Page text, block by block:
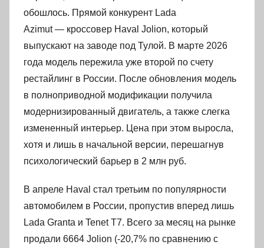
обошлось. Прямой конкурент Lada
Azimut — кроссовер Haval Jolion, который
выпускают на заводе под Тулой. В марте 2026
года модель пережила уже второй по счету
рестайлинг в России. После обновления модель
в полноприводной модификации получила
модернизированный двигатель, а также слегка
измененный интерьер. Цена при этом выросла,
хотя и лишь в начальной версии, перешагнув
психологический барьер в 2 млн руб.
В апреле Haval стал третьим по популярности
автомобилем в России, пропустив вперед лишь
Lada Granta и Tenet T7. Всего за месяц на рынке
продали 6664 Jolion (-20,7% по сравнению с